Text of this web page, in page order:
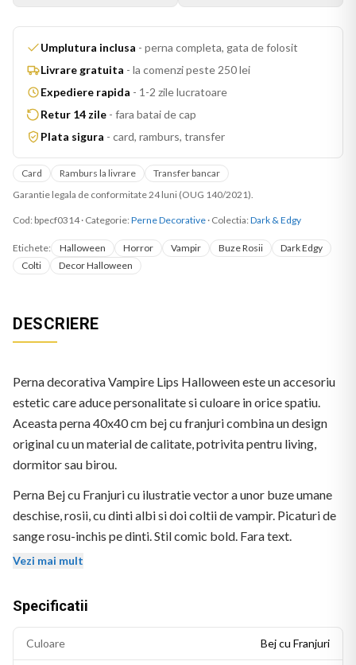
Umplutura inclusa - perna completa, gata de folosit
Livrare gratuita - la comenzi peste 250 lei
Expediere rapida - 1-2 zile lucratoare
Retur 14 zile - fara batai de cap
Plata sigura - card, ramburs, transfer
Card Ramburs la livrare
Transfer bancar
Garantie legala de conformitate 24 luni (OUG 140/2021).
Cod: bpecf0314· Categorie: Perne Decorative · Colectia: Dark & Edgy
Etichete: Halloween Horror Vampir Buze Rosii
Dark Edgy
Colti
Decor Halloween
DESCRIERE
Perna decorativa Vampire Lips Halloween este un accesoriu
estetic care aduce personalitate si culoare in orice spatiu.
Aceasta perna 40x40 cm bej cu franjuri combina un design
original cu un material de calitate, potrivita pentru living,
dormitor sau birou.
Perna Bej cu Franjuri cu ilustratie vector a unor buze umane
deschise, rosii, cu dinti albi si doi coltii de vampir. Picaturi de
sange rosu-inchis pe dinti. Stil comic bold. Fara text.
Vezi mai mult
Specificatii
Culoare Bej cu Franjuri